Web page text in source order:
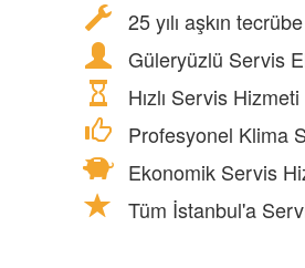
25 yılı aşkın
Güleryüzlü Servis
Hızlı Servis Hizmeti
Profesyonel Klima
Ekonomik Servis
Tüm İstanbul'a